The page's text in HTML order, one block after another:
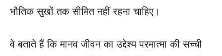
भौतिक सुखों तक सीमित नहीं रहना चाहिए।
वे बताते हैं कि मानव जीवन का उद्देश्य परमात्मा की सच्ची